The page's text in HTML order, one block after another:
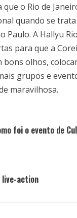
o Rio de
quando se trata
Paulo. A Hallyu
para que a
bons olhos,
grupos e
maravilhosa.
foi o evento de
live-action